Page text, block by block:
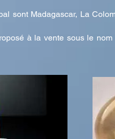
sont Madagascar, La
à la vente sous le